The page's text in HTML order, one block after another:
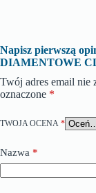
Napisz pierwszą
DIAMENTOWE
Twój adres email nie
oznaczone *
TWOJA OCENA *
Nazwa *